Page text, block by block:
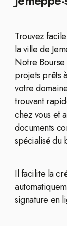
Trouvez
la ville de
Notre
projets prêts
votre
trouvant
chez vous et
documents
spécialisé du
Il facilite la
signature en